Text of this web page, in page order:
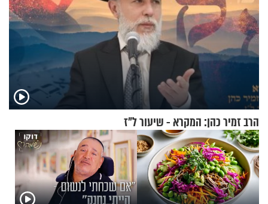
הרב זמיר כהן: המקרא - שיעור ל"ז